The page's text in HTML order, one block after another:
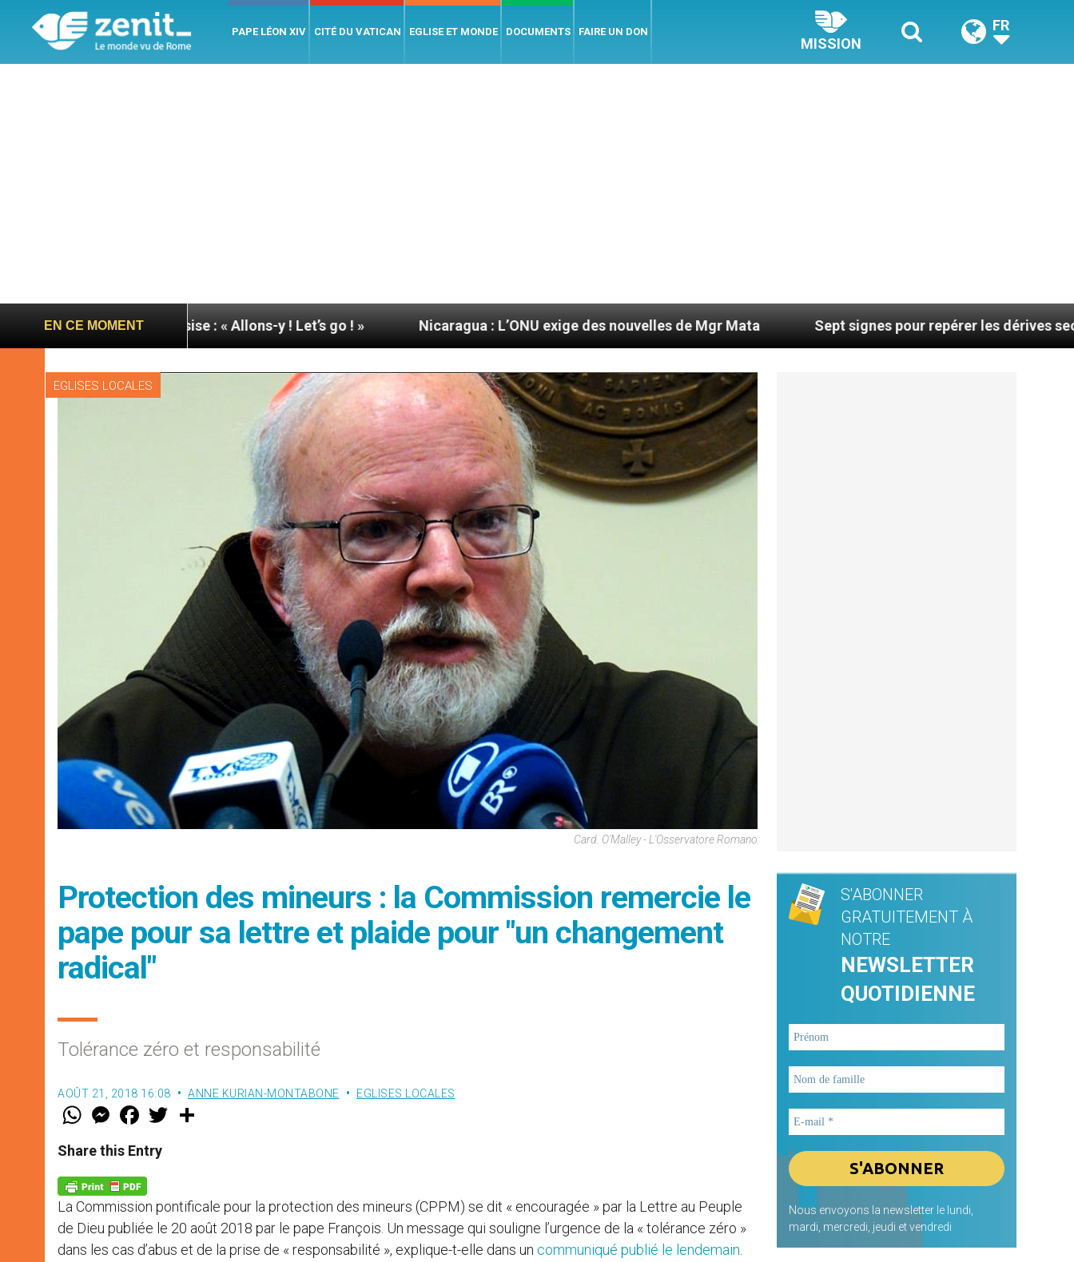
PAPE LÉON XIV CITÉ DU VATICAN EGLISE ET MONDE DOCUMENTS FAIRE UN DON
MISSION
FR
EN CE MOMENT
à Assise : « Allons-y ! Let’s go ! » Nicaragua : L’ONU exige des nouvelles de Mgr Mata Sept signes pour repérer les dérives sectaires du
EGLISES LOCALES
Card. O'Malley - L'Osservatore Romano
Protection des mineurs : la Commission remercie le
pape pour sa lettre et plaide pour "un changement
radical"
Tolérance zéro et responsabilité
AOÛT 21, 2018 16:08 ANNE KURIAN-MONTABONE EGLISES LOCALES
W
t
s
A
p
p
M
e
s
e
n
g
e
r
F
a
e
b
o
k
w
Share this Entry
La Commission pontificale pour la protection des mineurs (CPPM) se dit « encouragée » par la Lettre au Peuple
de Dieu publiée le 20 août 2018 par le pape François. Un message qui souligne l’urgence de la « tolérance zéro »
dans les cas d’abus et de la prise de « responsabilité », explique-t-elle dans un communiqué publié le lendemain.
S'ABONNER
GRATUITEMENT À
NOTRE
NEWSLETTER
QUOTIDIENNE
Nous envoyons la newsletter le lundi,
mardi, mercredi, jeudi et vendredi